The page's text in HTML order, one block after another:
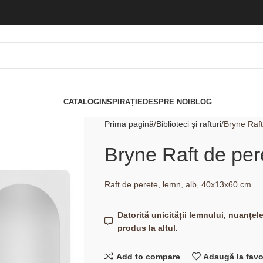
CATALOGINSPIRAȚIEDESPRE NOIBLOG
Prima pagină Biblioteci și rafturi Bryne
Bryne Raft de
Raft de perete, lemn, alb, 40x13x60 cm
Datorită unicității lemnului,
produs la altul.
Add to compare Adaugă la